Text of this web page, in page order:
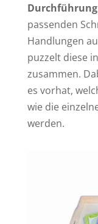
Durchführung
passenden
Handlungen
puzzelt diese
zusammen.
es vorhat,
wie die
werden.